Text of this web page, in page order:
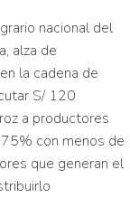
nacional del
alza de
la cadena de
S/ 120
a productores
con menos de
que generan el